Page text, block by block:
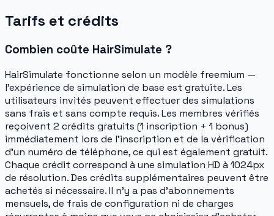
Tarifs et crédits
Combien coûte HairSimulate ?
HairSimulate fonctionne selon un modèle freemium —
l'expérience de simulation de base est gratuite. Les
utilisateurs invités peuvent effectuer des simulations
sans frais et sans compte requis. Les membres vérifiés
reçoivent 2 crédits gratuits (1 inscription + 1 bonus)
immédiatement lors de l'inscription et de la vérification
d'un numéro de téléphone, ce qui est également gratuit.
Chaque crédit correspond à une simulation HD à 1024px
de résolution. Des crédits supplémentaires peuvent être
achetés si nécessaire. Il n'y a pas d'abonnements
mensuels, de frais de configuration ni de charges